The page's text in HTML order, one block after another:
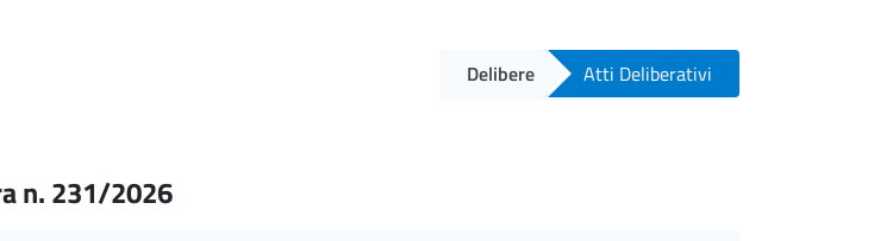
Delibere Atti Deliberativi
n. 231/2026